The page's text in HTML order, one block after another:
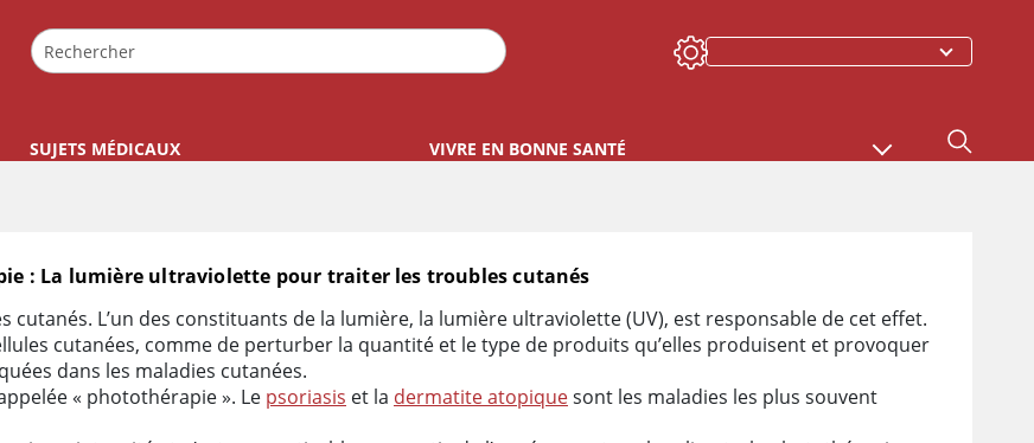
SUJETS MÉDICAUX VIVRE EN BONNE SANTÉ
: La lumière ultraviolette pour traiter les troubles cutanés
troubles cutanésL’un des constituants de la lumière, la lumière ultraviolette (UV), est responsable de cet effet.
cutanées, comme de perturber la quantité et le type de produits qu’elles produisent et provoquer
dans les maladies cutanées.
« photothérapie ». Le psoriasis et la dermatite atopiquesont les maladies les plus souvent